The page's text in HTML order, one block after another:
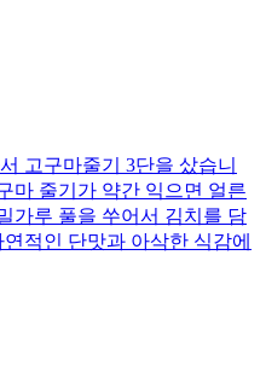
고구마줄기 3단을 샀습니
마 줄기가 약간 익으면 얼른
가루 풀을 쑤어서 김치를 담
적인 단맛과 아삭한 식감에